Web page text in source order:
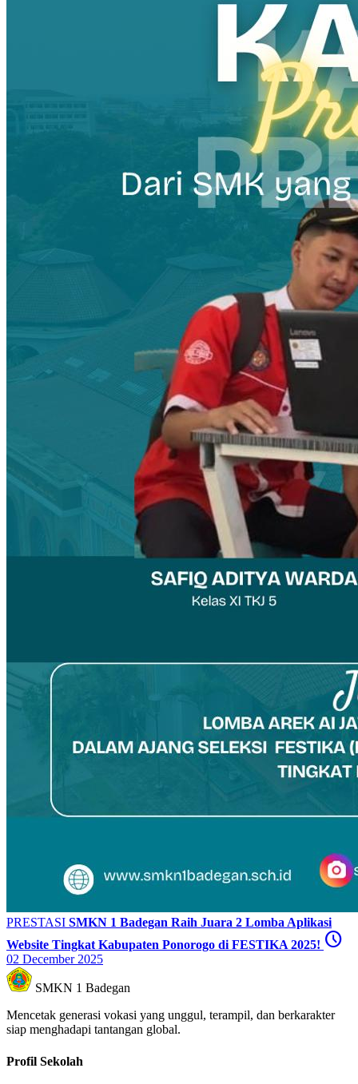
PRESTASI SMKN 1 Badegan Raih Juara 2 Lomba Aplikasi
Website Tingkat Kabupaten Ponorogo di FESTIKA 2025! schedule
02 December 2025
SMKN 1 Badegan
Mencetak generasi vokasi yang unggul, terampil, dan berkarakter
siap menghadapi tantangan global.
Profil Sekolah